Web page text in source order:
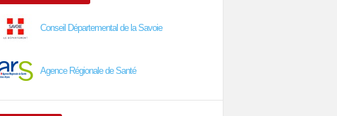
Conseil Départemental de la Savoie
Agence Régionale de Santé